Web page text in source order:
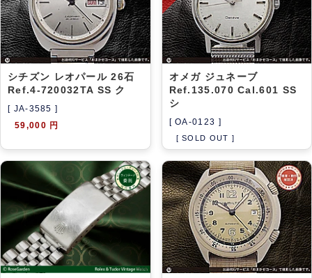
シチズン レオパール 26石
Ref.4-720032TA SS ク
[ JA-3585 ]
59,000 円
オメガ ジュネーブ
Ref.135.070 Cal.601 SS
シ
[ OA-0123 ]
[ SOLD OUT ]